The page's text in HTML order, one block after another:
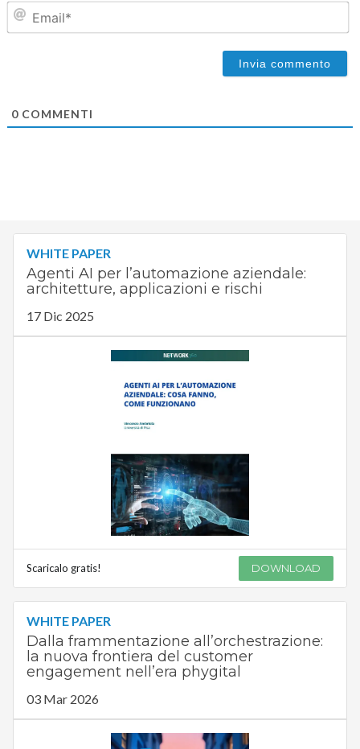
0COMMENTI
WHITE PAPER
Agenti AI per l’automazione aziendale:
architetture, applicazioni e rischi
17 Dic 2025
Scaricalo gratis! DOWNLOAD
WHITE PAPER
Dalla frammentazione all’orchestrazione:
la nuova frontiera del customer
engagement nell’era phygital
03 Mar 2026